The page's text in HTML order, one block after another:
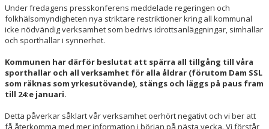
MATCHER
CAFETERIAN
DOKUMENT
NACKA X
KLUBBSHOPEN
Under fredagens presskonferens meddelade regeringen och
folkhälsomyndigheten nya striktare restriktioner kring all kommunal
icke nödvändig verksamhet som bedrivs idrottsanläggningar, simhallar
och sporthallar i synnerhet.
Kommunen har därför beslutat att spärra all tillgång till våra
sporthallar och all verksamhet för alla åldrar (förutom Dam SSL
som räknas som yrkesutövande), stängs och läggs på paus fram
till 24:e januari.
Detta påverkar såklart vår verksamhet oerhört negativt och vi ber att
få återkomma med mer information i början på nästa vecka. Vi förstår